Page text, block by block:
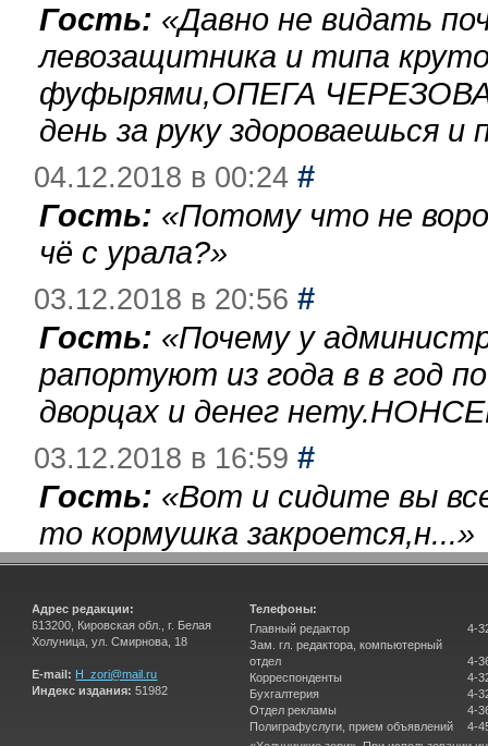
Гость: «Давно не видать
левозащитника и типа
фуфырями,ОПЕГА
день за руку здороваешься
04.12.2018 в 00:24 #
Гость: «Потому что не
чё с урала?»
03.12.2018 в 20:56 #
Гость: «Почему у
рапортуют из года в в год
дворцах и денег
03.12.2018 в 16:59 #
Гость: «Вот и сидите вы
то кормушка закроется,н...»
Адрес редакции:
613200, Кировская обл., г. Белая
Холуница, ул. Смирнова, 18
E-mail: H_zori@mail.ru
Индекс издания: 51982
Телефоны:
Главный редактор
Зам. гл. редактора, компьютерный
отдел
Корреспонденты
Бухгалтерия
Отдел рекламы
Полиграфуслуги, прием объявлений
4-
4-
4-
4-
4-
4-